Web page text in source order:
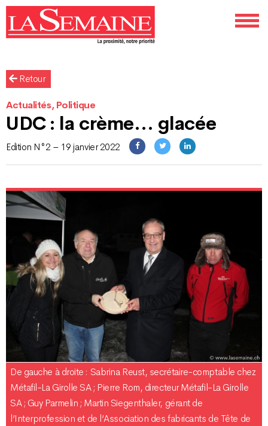
Retour
Actualités, Politique
UDC : la crème… glacée
Edition N°2 – 19 janvier 2022
De gauche à droite : Sabrina Reust, secrétaire-comptable chez
Métafil-La Girolle SA ; Pierre Rom, directeur Métafil-La Girolle
SA ; Guy Parmelin ; Martin Siegenthaler, gérant de
l’Interprofession et de l’Association des fabricants de Tête de